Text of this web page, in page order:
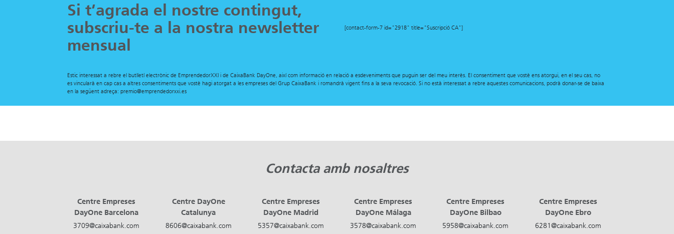
Si t'agrada el nostre contingut,
subscriu-te a la nostra newsletter
mensual
[contact-form-7 id="2918" title="Suscripció CA"]
Estic interessat a rebre el butlletí electrònic de EmprendedorXXI i de CaixaBank DayOne, així com informació en relació a esdeveniments que puguin ser del meu interès. El consentiment que vostè ens atorgui, en el seu cas, no
es vincularà en cap cas a altres consentiments que vostè hagi atorgat a les empreses del Grup CaixaBank i romandrà vigent fins a la seva revocació. Si no està interessat a rebre aquestes comunicacions, podrà donar-se de baixa
en la següent adreça: premio@emprendedorxxi.es
Contacta amb nosaltres
Centre Empreses
DayOne Barcelona
3709@caixabank.com
Centre DayOne
Catalunya
8606@caixabank.com
Centre Empreses
DayOne Madrid
5357@caixabank.com
Centre Empreses
DayOne Málaga
3578@caixabank.com
Centre Empreses
DayOne Bilbao
5958@caixabank.com
Centre Empreses
DayOne Ebro
6281@caixabank.com